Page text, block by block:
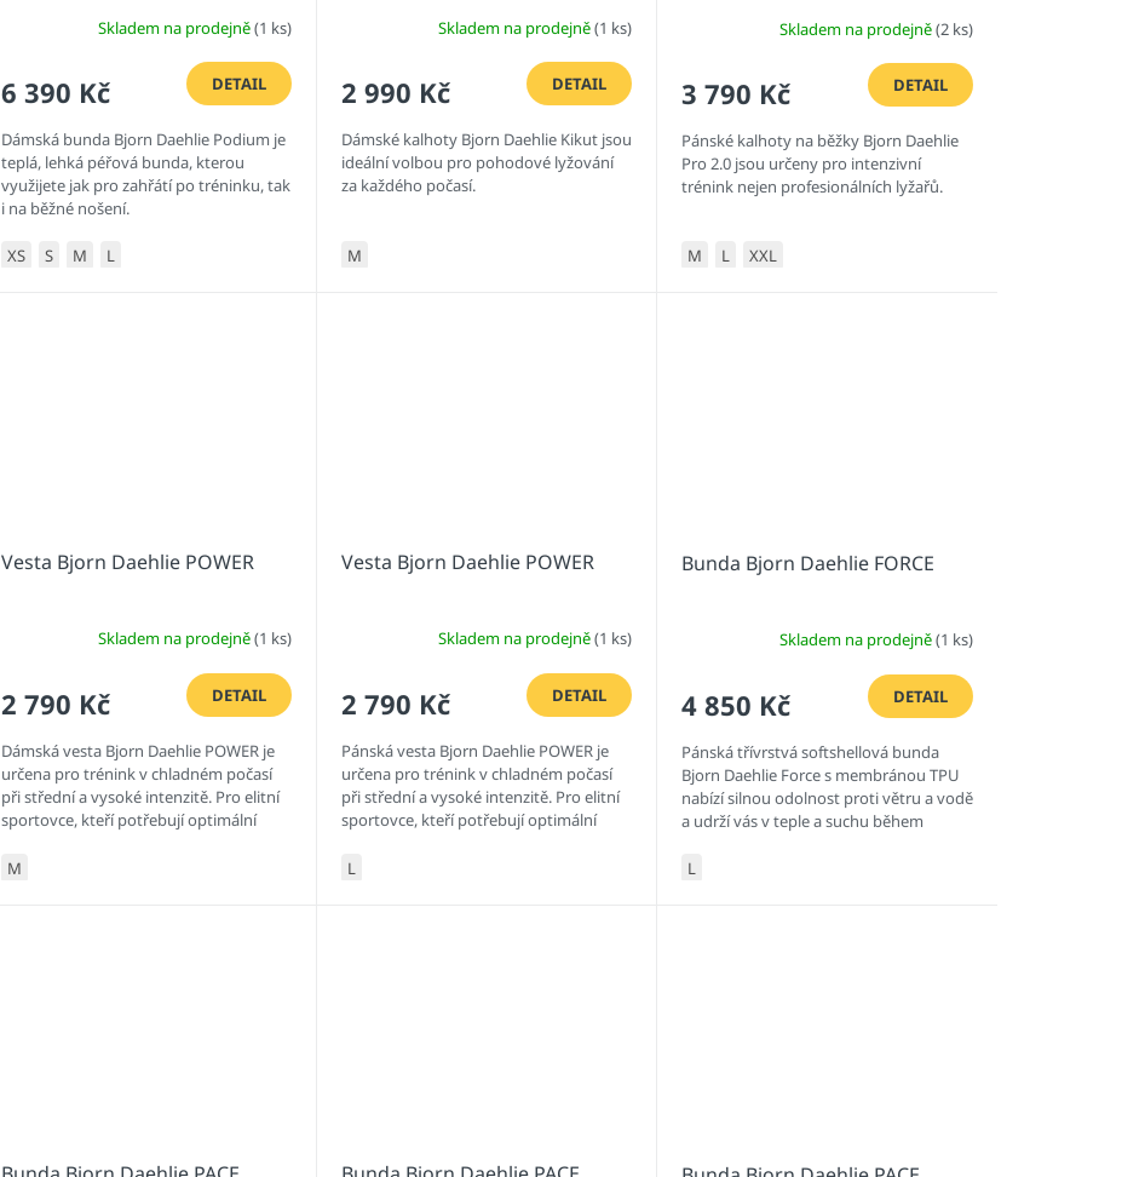
Skladem na prodejně(1 ks)
6 390 Kč DETAIL
Dámská bunda Bjorn Daehlie Podium je
teplá, lehká péřová bunda, kterou
využijete jak pro zahřátí po tréninku, tak
i na běžné nošení.
XS S M L
Skladem na prodejně(1 ks)
2 990 Kč DETAIL
Dámské kalhoty Bjorn Daehlie Kikut jsou
ideální volbou pro pohodové lyžování
za každého počasí.
M
Skladem na prodejně(2 ks)
3 790 Kč DETAIL
Pánské kalhoty na běžky Bjorn Daehlie
Pro 2.0 jsou určeny pro intenzivní
trénink nejen profesionálních lyžařů.
M L XXL
Vesta Bjorn Daehlie POWER
Skladem na prodejně(1 ks)
2 790 Kč DETAIL
Dámská vesta Bjorn Daehlie POWER je
určena pro trénink v chladném počasí
při střední a vysoké intenzitě. Pro elitní
sportovce, kteří potřebují optimální
M
Vesta Bjorn Daehlie POWER
Skladem na prodejně(1 ks)
2 790 Kč DETAIL
Pánská vesta Bjorn Daehlie POWER je
určena pro trénink v chladném počasí
při střední a vysoké intenzitě. Pro elitní
sportovce, kteří potřebují optimální
L
Bunda Bjorn Daehlie FORCE
Skladem na prodejně(1 ks)
4 850 Kč DETAIL
Pánská třívrstvá softshellová bunda
Bjorn Daehlie Force s membránou TPU
nabízí silnou odolnost proti větru a vodě
a udrží vás v teple a suchu během
L